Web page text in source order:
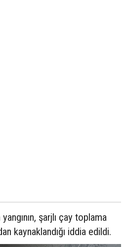
şarjlı çay toplama
kaynaklandığı iddia edildi.